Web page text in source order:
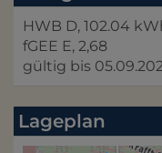
HWB D, 102.04
fGEE E, 2,68
gültig bis
Lageplan